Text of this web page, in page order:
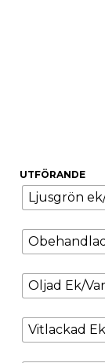
UTFÖRANDE
Ljusgrön
Oljad Ek/
Vitlackad